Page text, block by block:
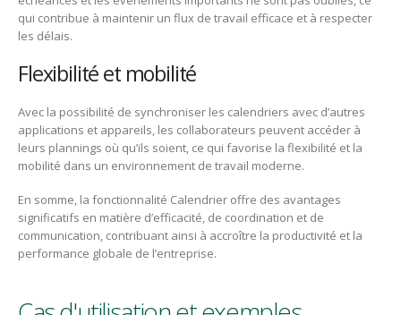
qui contribue à maintenir un flux de travail efficace et à respecter
les délais.
Flexibilité et mobilité
Avec la possibilité de synchroniser les calendriers avec d’autres
applications et appareils, les collaborateurs peuvent accéder à
leurs plannings où qu’ils soient, ce qui favorise la flexibilité et la
mobilité dans un environnement de travail moderne.
En somme, la fonctionnalité Calendrier offre des avantages
significatifs en matière d’efficacité, de coordination et de
communication, contribuant ainsi à accroître la productivité et la
performance globale de l’entreprise.